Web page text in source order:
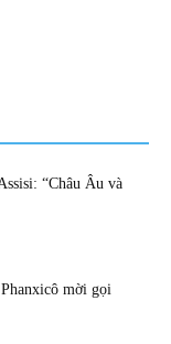
“Châu Âu và
mời gọi